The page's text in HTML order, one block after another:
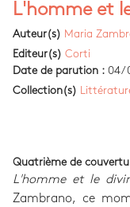
L'homme et
Auteur(s) Maria
Editeur(s) Corti
Date de parution : 04/
Collection(s)
Quatrième de
L'homme et le
Zambrano, ce